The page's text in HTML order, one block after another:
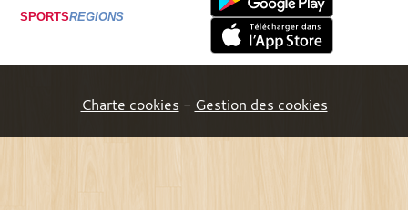
SPORTSREGIONS
Charte cookies Gestion des cookies